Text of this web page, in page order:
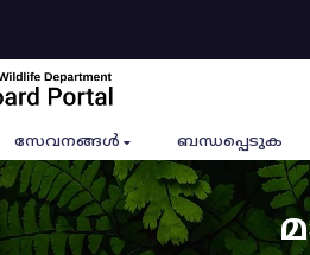
സേവനങ്ങൾ ബന്ധപ്പെടുക